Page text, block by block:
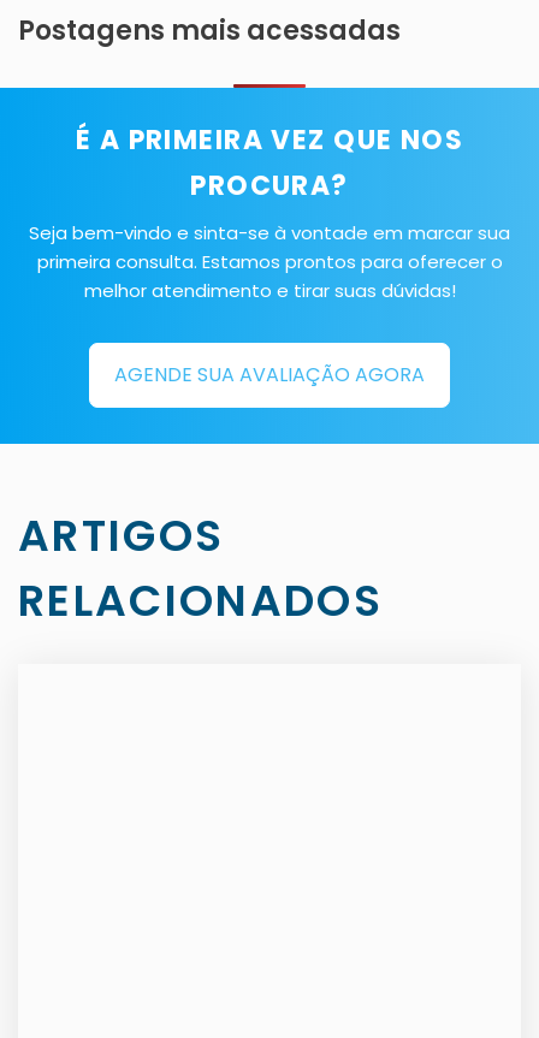
Postagens mais acessadas
É A PRIMEIRA VEZ QUE NOS
PROCURA?
Seja bem-vindo e sinta-se à vontade em marcar sua
primeira consulta. Estamos prontos para oferecer o
melhor atendimento e tirar suas dúvidas!
AGENDE SUA AVALIAÇÃO AGORA
ARTIGOS
RELACIONADOS